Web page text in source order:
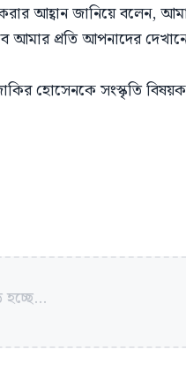
আহ্বান জানিয়ে বলেন,
আমার প্রতি আপনাদের
হোসেনকে সংস্কৃতি